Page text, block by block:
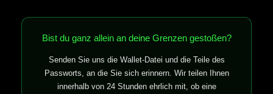
Bist du ganz allein an deine Grenzen gestoßen?
Senden Sie uns die Wallet-Datei und die Teile des
Passworts, an die Sie sich erinnern. Wir teilen Ihnen
innerhalb von 24 Stunden ehrlich mit, ob eine